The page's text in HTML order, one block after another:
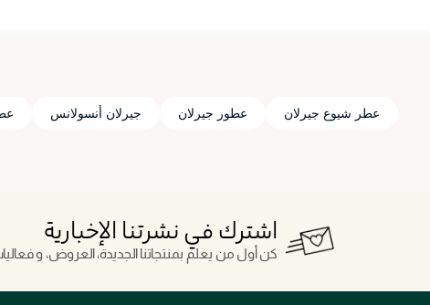
عطر شيوع جيرلان عطور جيرلان جيرلان أنسولانس
اشترك في نشرتنا الإخبارية
كن أول من يعلم بمنتجاتنا الجديدة، العروض، و فعاليات